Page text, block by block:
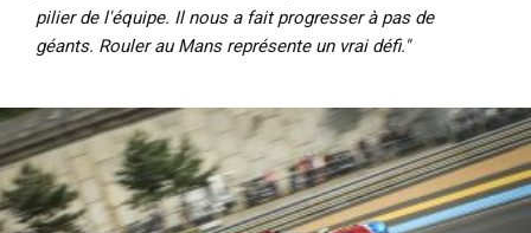
pilier de l'équipe. Il nous a fait progresser à pas de
géants. Rouler au Mans représente un vrai défi."